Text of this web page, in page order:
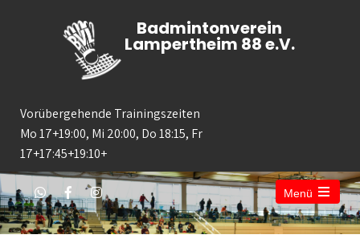
Badmintonverein
Lampertheim 88 e.V.
Vorübergehende Trainingszeiten
Mo 17+19:00, Mi 20:00, Do 18:15, Fr
17+17:45+19:10+
Menü
Open
the
main